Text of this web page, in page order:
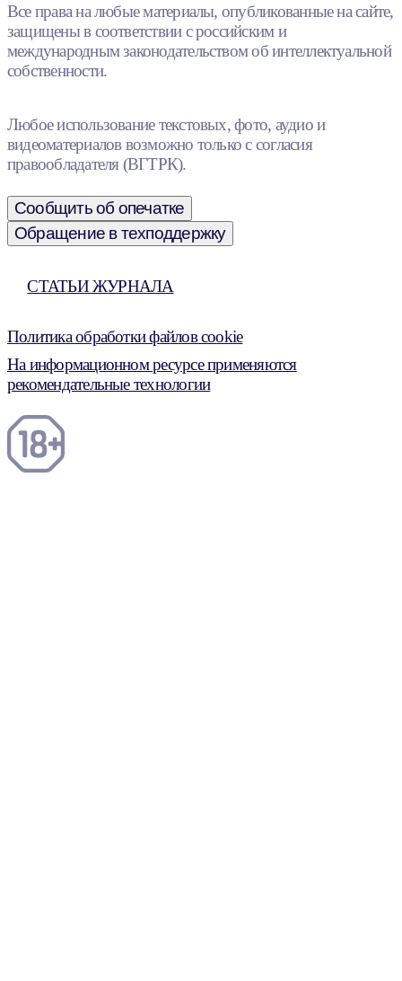
Все права на любые материалы, опубликованные на сайте,
защищены в соответствии с российским и
международным законодательством об интеллектуальной
собственности.
Любое использование текстовых, фото, аудио и
видеоматериалов возможно только с согласия
правообладателя (ВГТРК).
Сообщить об опечатке
Обращение в техподдержку
СТАТЬИ ЖУРНАЛА
Политика обработки файлов cookie
На информационном ресурсе применяются
рекомендательные технологии